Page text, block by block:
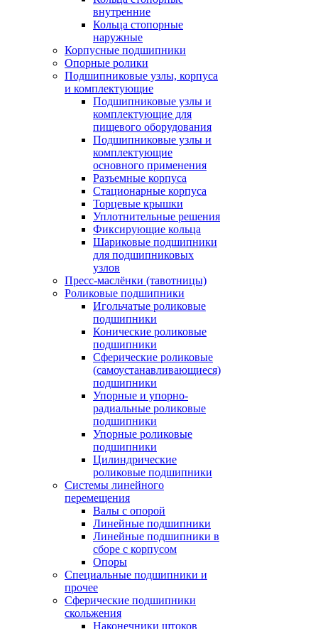
внутренние
Кольца стопорные
наружные
Корпусные подшипники
Опорные ролики
Подшипниковые узлы, корпуса
и комплектующие
Подшипниковые узлы и
комплектующие для
пищевого оборудования
Подшипниковые узлы и
комплектующие
основного применения
Разъемные корпуса
Стационарные корпуса
Торцевые крышки
Уплотнительные решения
Фиксирующие кольца
Шариковые подшипники
для подшипниковых
узлов
Пресс-маслёнки (тавотницы)
Роликовые подшипники
Игольчатые роликовые
подшипники
Конические роликовые
подшипники
Сферические роликовые
(самоустанавливающиеся)
подшипники
Упорные и упорно-
радиальные роликовые
подшипники
Упорные роликовые
подшипники
Цилиндрические
роликовые подшипники
Системы линейного
перемещения
Валы с опорой
Линейные подшипники
Линейные подшипники в
сборе с корпусом
Опоры
Специальные подшипники и
прочее
Сферические подшипники
скольжения
Наконечники штоков